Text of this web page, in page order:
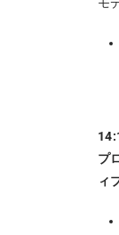
プ
ィ